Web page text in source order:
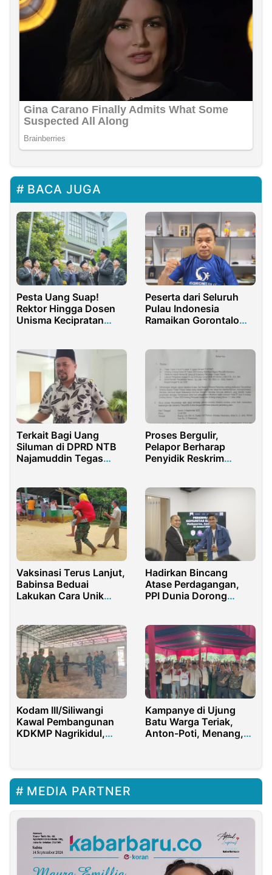
BACA JUGA
Pesta Uang Suap!
Rektor Hingga Dosen
Unisma Kecipratan
Peserta dari Seluruh
Pulau Indonesia
Ramaikan Gorontalo
Terkait Bagi Uang
Siluman di DPRD NTB
Najamuddin Tegas
Proses Bergulir,
Pelapor Berharap
Penyidik Reskrim
Dalam Kasus Tindak
Pidana ITE SMK N 1
Kunto Darussalam
Vaksinasi Terus Lanjut,
Babinsa Beduai
Lakukan Cara Unik
Hadirkan Bincang
Atase Perdagangan,
PPI Dunia Dorong
Kodam III/Siliwangi
Kawal Pembangunan
KDKMP Nagrikidul,
Kampanye di Ujung
Batu Warga Teriak,
Anton-Poti, Menang,
MEDIA PARTNER